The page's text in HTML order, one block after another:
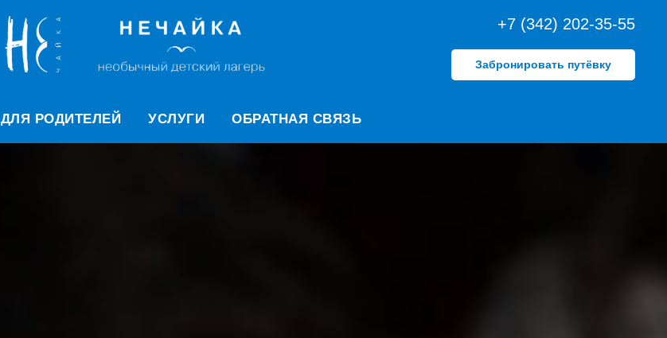
+7 (342) 202-35-55
Забронировать путёвку
ДЛЯ РОДИТЕЛЕЙ УСЛУГИ ОБРАТНАЯ СВЯЗЬ